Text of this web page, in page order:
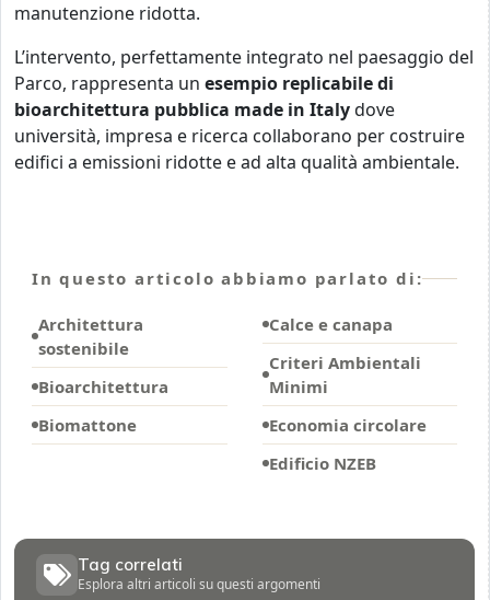
manutenzione ridotta.
L’intervento, perfettamente integrato nel paesaggio del
Parco, rappresenta un esempio replicabile di
bioarchitettura pubblica made in Italydove
università, impresa e ricerca collaborano per costruire
edifici a emissioni ridotte e ad alta qualità ambientale.
In questo articolo abbiamo parlato di:
Architettura
sostenibile
Bioarchitettura
Biomattone
Calce e canapa
Criteri Ambientali
Minimi
Economia circolare
Edificio NZEB
Tag correlati
Esplora altri articoli su questi argomenti